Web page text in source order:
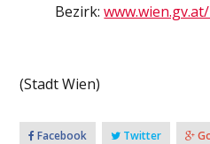
Bezirk:
(Stadt Wien)
Facebook Twitter